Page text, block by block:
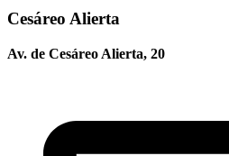
Cesáreo Alierta
Av. de Cesáreo Alierta, 20